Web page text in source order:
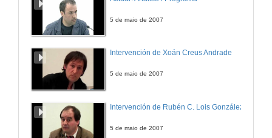
5 de maio de 2007
Intervención de Xoán Creus Andrade
5 de maio de 2007
Intervención de Rubén C. Lois González
5 de maio de 2007